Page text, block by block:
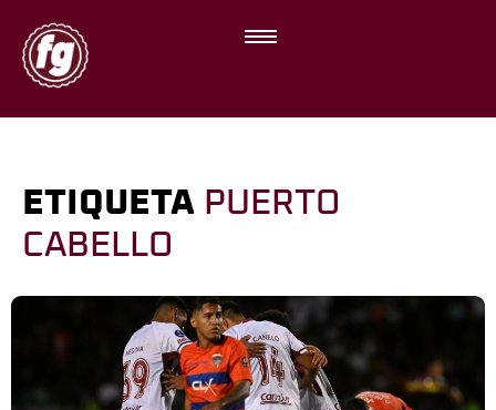
ETIQUETA PUERTO
CABELLO